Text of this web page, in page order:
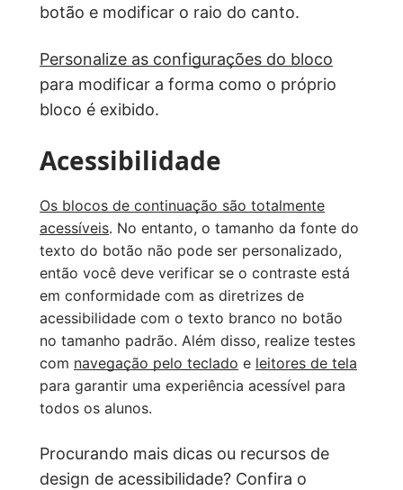
botão e modificar o raio do canto.
Personalize as configurações do bloco
para modificar a forma como o próprio
bloco é exibido.
Acessibilidade
Os blocos de continuação são totalmente
acessíveis. No entanto, o tamanho da fonte do
texto do botão não pode ser personalizado,
então você deve verificar se o contraste está
em conformidade com as diretrizes de
acessibilidade com o texto branco no botão
no tamanho padrão. Além disso, realize testes
com navegação pelo teclado e leitores de tela
para garantir uma experiência acessível para
todos os alunos.
Procurando mais dicas ou recursos de
design de acessibilidade? Confira o